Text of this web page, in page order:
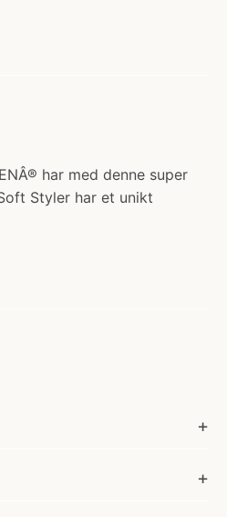
har med denne super
Styler har et unikt